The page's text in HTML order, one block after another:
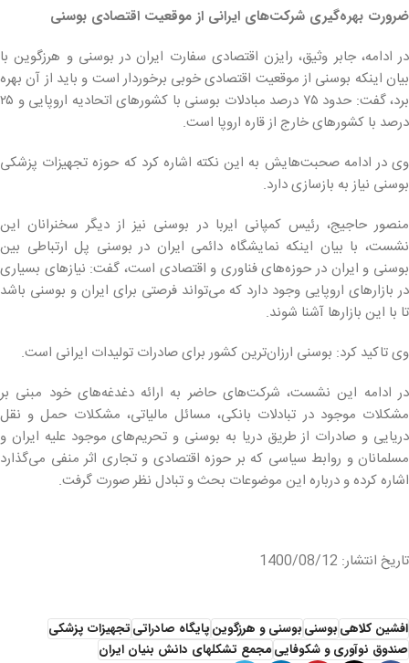
ضرورت بهره‌گیری شرکت‌های ایرانی از موقعیت اقتصادی بوسنی
در ادامه، جابر وثیق، رایزن اقتصادی سفارت ایران در بوسنی و هرزگوین با
بیان اینکه بوسنی از موقعیت اقتصادی خوبی برخوردار است و باید از آن بهره
برد، گفت: حدود ۷۵ درصد مبادلات بوسنی با کشورهای اتحادیه اروپایی و ۲۵
درصد با کشورهای خارج از قاره اروپا است.
وی در ادامه صحبت‌هایش به این نکته اشاره کرد که حوزه تجهیزات پزشکی
بوسنی نیاز به بازسازی دارد.
منصور حاجیج، رئیس کمپانی ایربا در بوسنی نیز از دیگر سخنرانان این
نشست، با بیان اینکه نمایشگاه دائمی ایران در بوسنی پل ارتباطی بین
بوسنی و ایران در حوزه‌های فناوری و اقتصادی است، گفت: نیازهای بسیاری
در بازارهای اروپایی وجود دارد که می‌تواند فرصتی برای ایران و بوسنی باشد
تا با این بازارها آشنا شوند.
وی تاکید کرد: بوسنی ارزان‌ترین کشور برای صادرات تولیدات ایرانی است.
در ادامه این نشست، شرکت‌های حاضر به ارائه دغدغه‌های خود مبنی بر
مشکلات موجود در تبادلات بانکی، مسائل مالیاتی، مشکلات حمل و نقل
دریایی و صادرات از طریق دریا به بوسنی و تحریم‌های موجود علیه ایران و
مسلمانان و روابط سیاسی که بر حوزه اقتصادی و تجاری اثر منفی می‌گذارد
اشاره کرده و درباره این موضوعات بحث و تبادل نظر صورت گرفت.
تاریخ انتشار: 1400/08/12
افشین کلاهیبوسنیبوسنی و هرزگوینپایگاه صادراتیتجهیزات پزشکی
صندوق نوآوری و شکوفاییمجمع تشکلهای دانش بنیان ایران